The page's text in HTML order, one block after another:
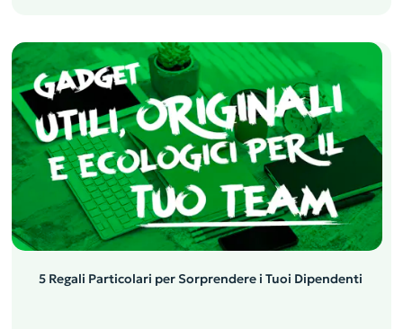
5 Regali Particolari per Sorprendere i Tuoi Dipendenti